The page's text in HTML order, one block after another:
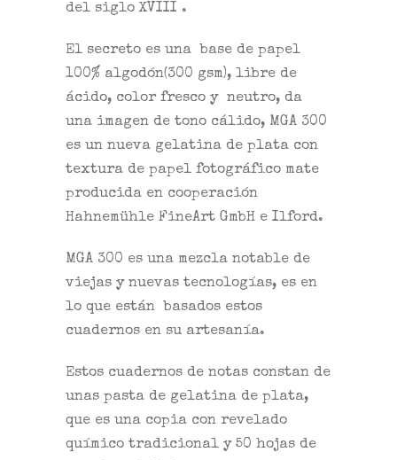
del siglo XVIII .
El secreto es una base de papel
100% algodón(300 gsm), libre de
ácido, color fresco y neutro, da
una imagen de tono cálido, MGA 300
es un nueva gelatina de plata con
textura de papel fotográfico mate
producida en cooperación
Hahnemühle FineArt GmbH e Ilford.
MGA 300 es una mezcla notable de
viejas y nuevas tecnologías, es en
lo que están basados estos
cuadernos en su artesanía.
Estos cuadernos de notas constan de
unas pasta de gelatina de plata,
que es una copia con revelado
químico tradicional y 50 hojas de